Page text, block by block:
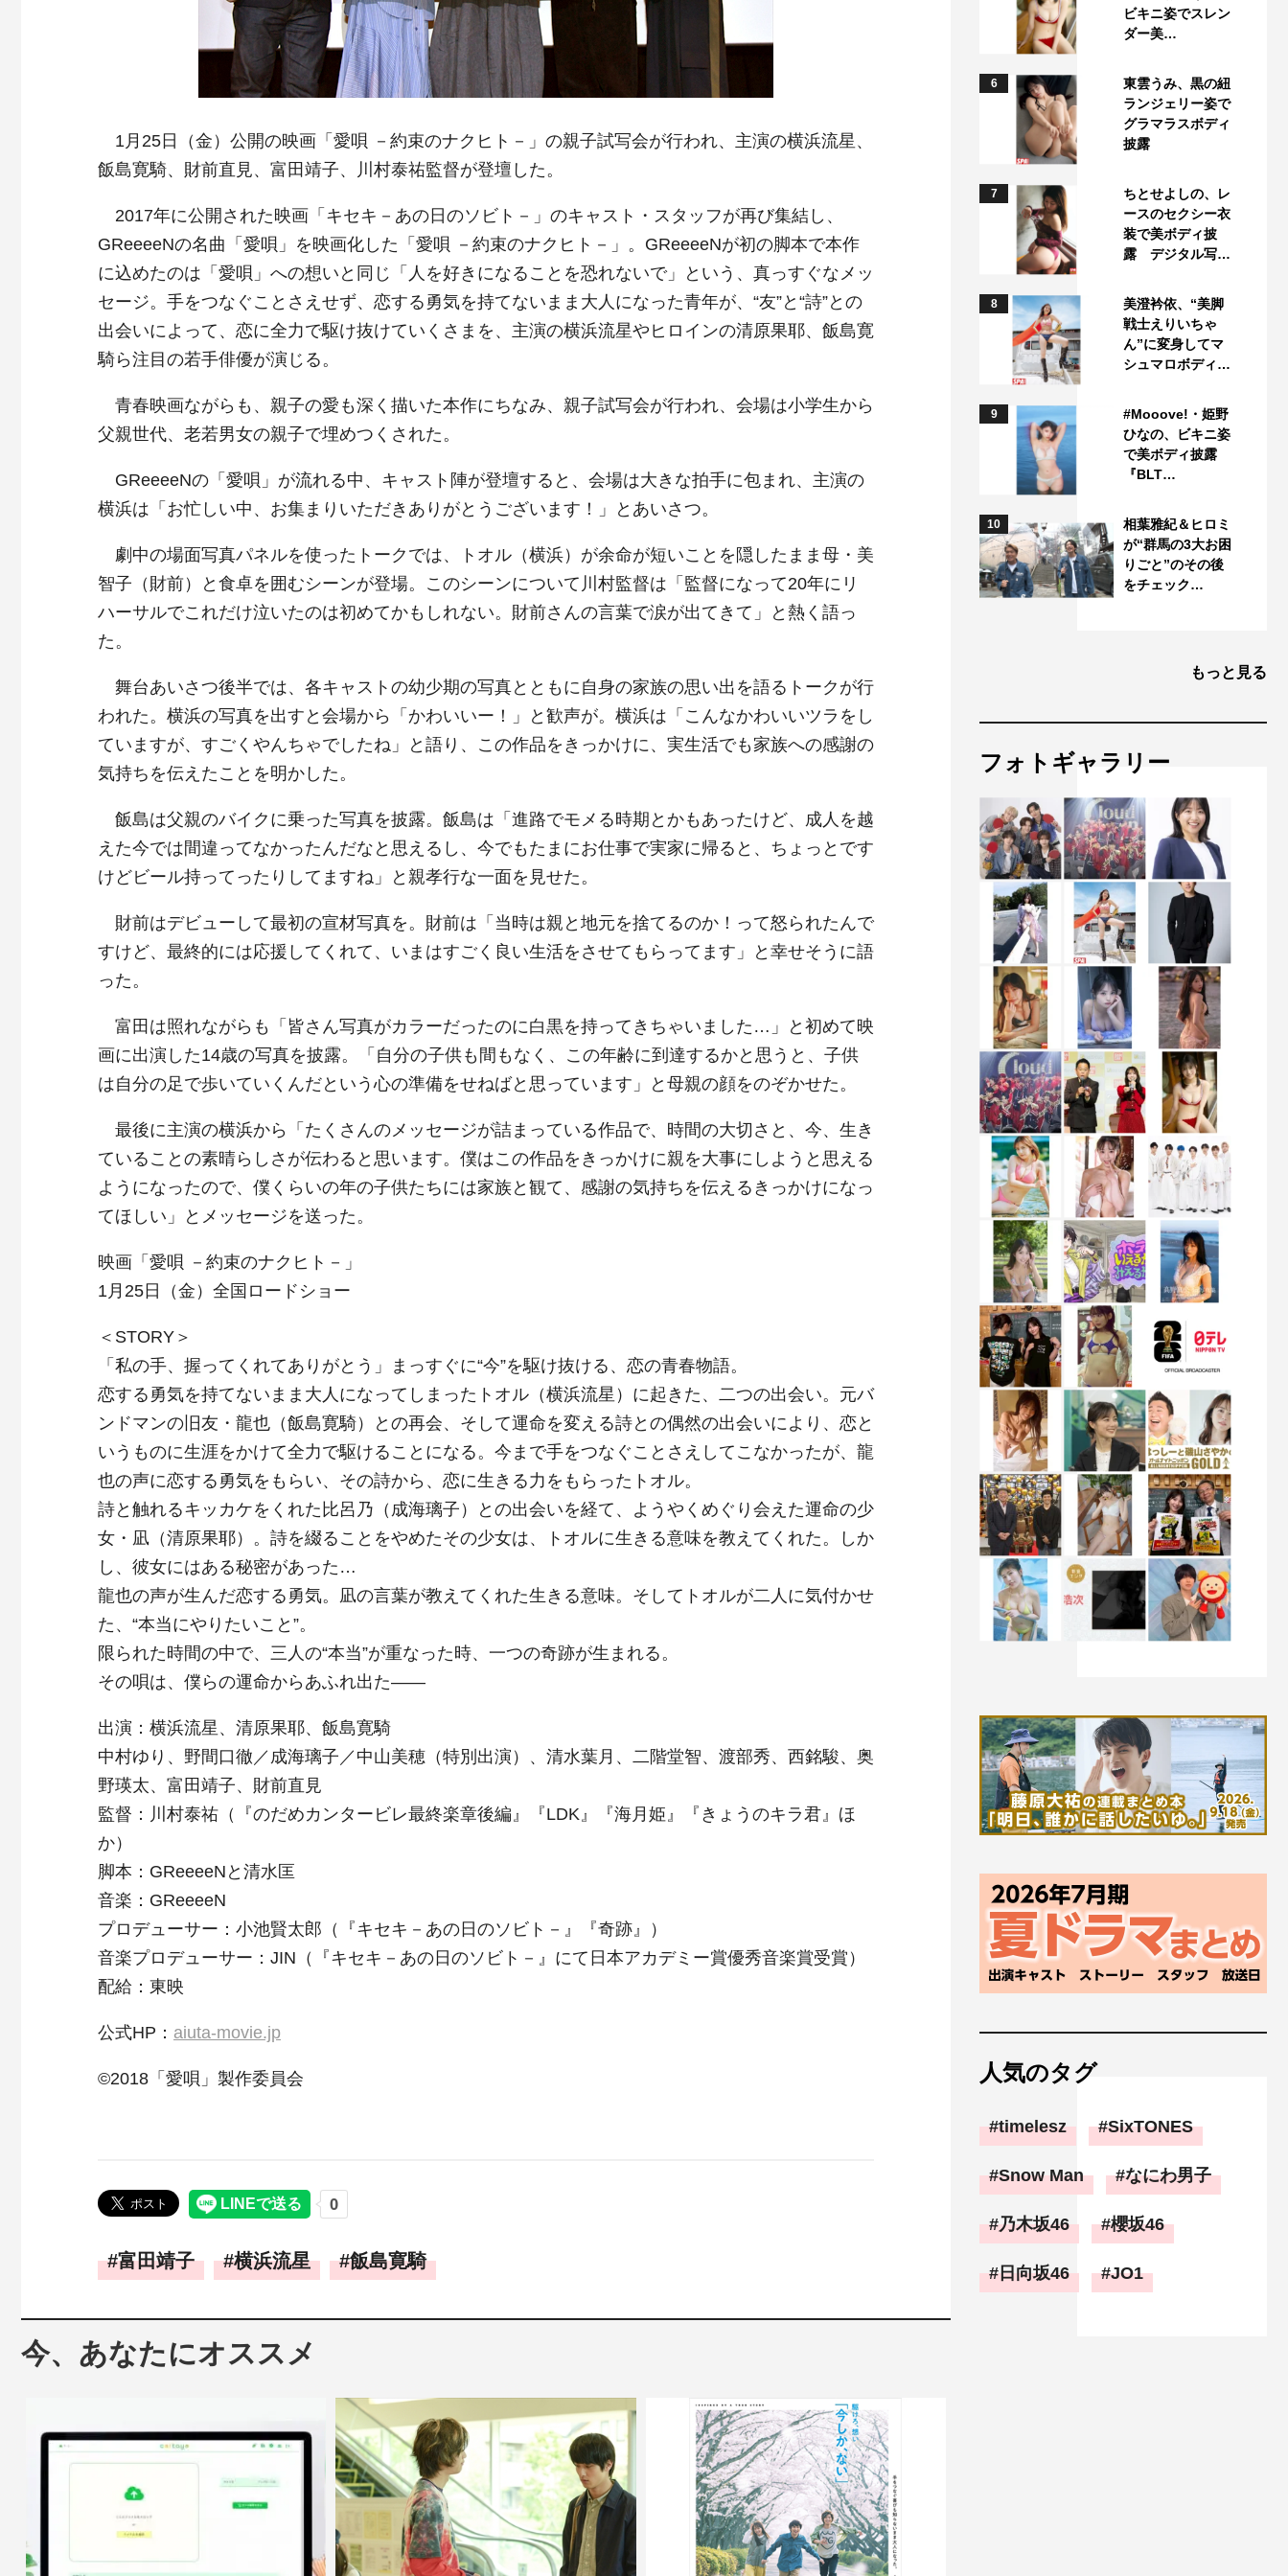
1月25日（金）公開の映画「愛唄 －約束のナクヒト－」の親子試写会が行われ、主演の横浜流星、
飯島寛騎、財前直見、富田靖子、川村泰祐監督が登壇した。
2017年に公開された映画「キセキ－あの日のソビト－」のキャスト・スタッフが再び集結し、
GReeeeNの名曲「愛唄」を映画化した「愛唄 －約束のナクヒト－」。GReeeeNが初の脚本で本作
に込めたのは「愛唄」への想いと同じ「人を好きになることを恐れないで」という、真っすぐなメッ
セージ。手をつなぐことさえせず、恋する勇気を持てないまま大人になった青年が、“友”と“詩”との
出会いによって、恋に全力で駆け抜けていくさまを、主演の横浜流星やヒロインの清原果耶、飯島寛
騎ら注目の若手俳優が演じる。
青春映画ながらも、親子の愛も深く描いた本作にちなみ、親子試写会が行われ、会場は小学生から
父親世代、老若男女の親子で埋めつくされた。
GReeeeNの「愛唄」が流れる中、キャスト陣が登壇すると、会場は大きな拍手に包まれ、主演の
横浜は「お忙しい中、お集まりいただきありがとうございます！」とあいさつ。
劇中の場面写真パネルを使ったトークでは、トオル（横浜）が余命が短いことを隠したまま母・美
智子（財前）と食卓を囲むシーンが登場。このシーンについて川村監督は「監督になって20年にリ
ハーサルでこれだけ泣いたのは初めてかもしれない。財前さんの言葉で涙が出てきて」と熱く語っ
た。
舞台あいさつ後半では、各キャストの幼少期の写真とともに自身の家族の思い出を語るトークが行
われた。横浜の写真を出すと会場から「かわいいー！」と歓声が。横浜は「こんなかわいいツラをし
ていますが、すごくやんちゃでしたね」と語り、この作品をきっかけに、実生活でも家族への感謝の
気持ちを伝えたことを明かした。
飯島は父親のバイクに乗った写真を披露。飯島は「進路でモメる時期とかもあったけど、成人を越
えた今では間違ってなかったんだなと思えるし、今でもたまにお仕事で実家に帰ると、ちょっとです
けどビール持ってったりしてますね」と親孝行な一面を見せた。
財前はデビューして最初の宣材写真を。財前は「当時は親と地元を捨てるのか！って怒られたんで
すけど、最終的には応援してくれて、いまはすごく良い生活をさせてもらってます」と幸せそうに語
った。
富田は照れながらも「皆さん写真がカラーだったのに白黒を持ってきちゃいました…」と初めて映
画に出演した14歳の写真を披露。「自分の子供も間もなく、この年齢に到達するかと思うと、子供
は自分の足で歩いていくんだという心の準備をせねばと思っています」と母親の顔をのぞかせた。
最後に主演の横浜から「たくさんのメッセージが詰まっている作品で、時間の大切さと、今、生き
ていることの素晴らしさが伝わると思います。僕はこの作品をきっかけに親を大事にしようと思える
ようになったので、僕くらいの年の子供たちには家族と観て、感謝の気持ちを伝えるきっかけになっ
てほしい」とメッセージを送った。
映画「愛唄 －約束のナクヒト－」
1月25日（金）全国ロードショー
＜STORY＞
「私の手、握ってくれてありがとう」まっすぐに“今”を駆け抜ける、恋の青春物語。
恋する勇気を持てないまま大人になってしまったトオル（横浜流星）に起きた、二つの出会い。元バ
ンドマンの旧友・龍也（飯島寛騎）との再会、そして運命を変える詩との偶然の出会いにより、恋と
いうものに生涯をかけて全力で駆けることになる。今まで手をつなぐことさえしてこなかったが、龍
也の声に恋する勇気をもらい、その詩から、恋に生きる力をもらったトオル。
詩と触れるキッカケをくれた比呂乃（成海璃子）との出会いを経て、ようやくめぐり会えた運命の少
女・凪（清原果耶）。詩を綴ることをやめたその少女は、トオルに生きる意味を教えてくれた。しか
し、彼女にはある秘密があった…
龍也の声が生んだ恋する勇気。凪の言葉が教えてくれた生きる意味。そしてトオルが二人に気付かせ
た、“本当にやりたいこと”。
限られた時間の中で、三人の“本当”が重なった時、一つの奇跡が生まれる。
その唄は、僕らの運命からあふれ出た――
出演：横浜流星、清原果耶、飯島寛騎
中村ゆり、野間口徹／成海璃子／中山美穂（特別出演）、清水葉月、二階堂智、渡部秀、西銘駿、奥
野瑛太、富田靖子、財前直見
監督：川村泰祐（『のだめカンタービレ最終楽章後編』『LDK』『海月姫』『きょうのキラ君』ほ
か）
脚本：GReeeeNと清水匡
音楽：GReeeeN
プロデューサー：小池賢太郎（『キセキ－あの日のソビト－』『奇跡』）
音楽プロデューサー：JIN（『キセキ－あの日のソビト－』にて日本アカデミー賞優秀音楽賞受賞）
配給：東映
公式HP： aiuta-movie.jp
©2018「愛唄」製作委員会
富田靖子 横浜流星 飯島寛騎
今、あなたにオススメ
ビキニ姿でスレン
ダー美…
6
東雲うみ、黒の紐
ランジェリー姿で
グラマラスボディ
披露
7
ちとせよしの、レ
ースのセクシー衣
装で美ボディ披
露 デジタル写…
8
美澄衿依、“美脚
戦士えりいちゃ
ん”に変身してマ
シュマロボディ…
9
#Mooove!・姫野
ひなの、ビキニ姿
で美ボディ披露
『BLT…
10
相葉雅紀＆ヒロミ
が“群馬の3大お困
りごと”のその後
をチェック…
もっと見る
フォトギャラリー
人気のタグ
timelesz SixTONES
Snow Man なにわ男子
乃木坂46 櫻坂46
日向坂46 JO1